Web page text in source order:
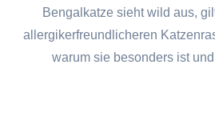
Bengalkatze sieht wild aus,
allergikerfreundlicheren
warum sie besonders ist